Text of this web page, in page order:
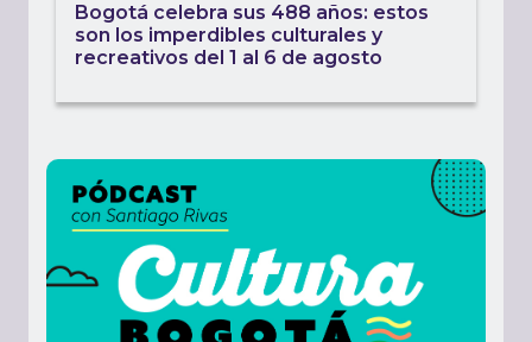
Bogotá celebra sus 488 años: estos
son los imperdibles culturales y
recreativos del 1 al 6 de agosto